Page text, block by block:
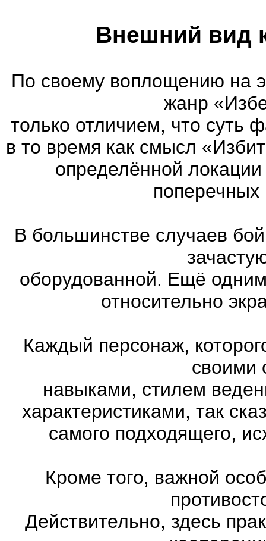
Внешний вид
По своему воплощению на
жанр
только отличием, что суть
в то время как смысл
определённой
В большинстве случаев
оборудованной. Ещё
относительно
Каждый персонаж,
своими
навыками, стилем
характеристиками, так
самого подходящего,
Кроме того, важной
Действительно, здесь